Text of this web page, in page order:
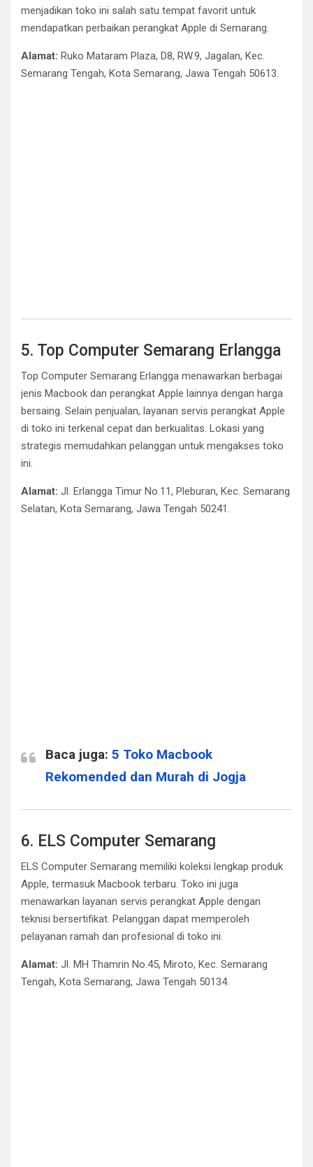
menjadikan toko ini salah satu tempat favorit untuk
mendapatkan perbaikan perangkat Apple di Semarang.
Alamat: Ruko Mataram Plaza, D8, RW.9, Jagalan, Kec.
Semarang Tengah, Kota Semarang, Jawa Tengah 50613.
5. Top Computer Semarang Erlangga
Top Computer Semarang Erlangga menawarkan berbagai
jenis Macbook dan perangkat Apple lainnya dengan harga
bersaing. Selain penjualan, layanan servis perangkat Apple
di toko ini terkenal cepat dan berkualitas. Lokasi yang
strategis memudahkan pelanggan untuk mengakses toko
ini.
Alamat: Jl. Erlangga Timur No.11, Pleburan, Kec. Semarang
Selatan, Kota Semarang, Jawa Tengah 50241.
Baca juga: 5 Toko Macbook
Rekomended dan Murah di Jogja
6. ELS Computer Semarang
ELS Computer Semarang memiliki koleksi lengkap produk
Apple, termasuk Macbook terbaru. Toko ini juga
menawarkan layanan servis perangkat Apple dengan
teknisi bersertifikat. Pelanggan dapat memperoleh
pelayanan ramah dan profesional di toko ini.
Alamat: Jl. MH Thamrin No.45, Miroto, Kec. Semarang
Tengah, Kota Semarang, Jawa Tengah 50134.